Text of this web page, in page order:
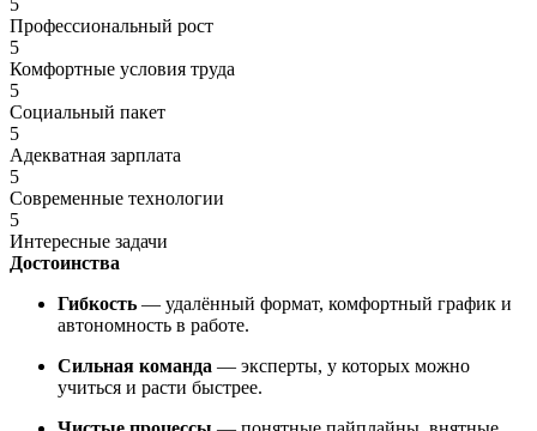
Профессиональный рост
5
Комфортные условия труда
5
Социальный пакет
5
Адекватная зарплата
5
Современные технологии
5
Интересные задачи
Достоинства
Гибкость — удалённый формат, комфортный график и
автономность в работе.
Сильная команда — эксперты, у которых можно
учиться и расти быстрее.